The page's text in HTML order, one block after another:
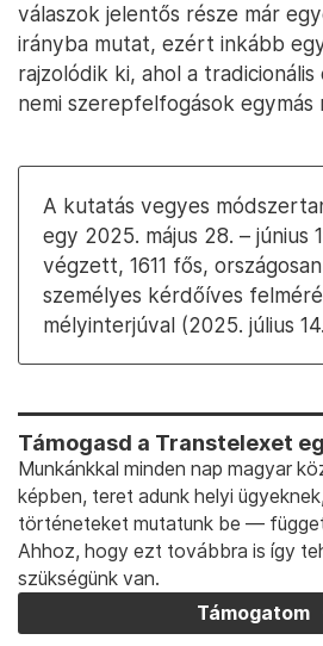
válaszok jelentős része már
irányba mutat, ezért inkább
rajzolódik ki, ahol a
nemi szerepfelfogások
A kutatás vegyes
egy 2025. május 28. – június
végzett, 1611 fős,
személyes kérdőíves
mélyinterjúval (2025. július
Támogasd a Transtelexet
Munkánkkal minden nap magyar
képben, teret adunk helyi
történeteket mutatunk be —
Ahhoz, hogy ezt továbbra is így
szükségünk van.
Támogatom